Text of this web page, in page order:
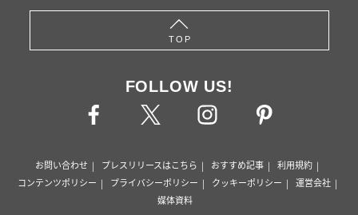
TOP
FOLLOW US!
お問い合わせ プレスリリースはこちら おすすめ記事
利用規約
コンテンツポリシー
プライバシーポリシー クッキーポリシー
運営会社
媒体資料